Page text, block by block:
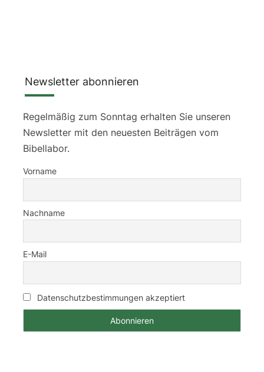
Newsletter abonnieren
Regelmäßig zum Sonntag erhalten Sie unseren
Newsletter mit den neuesten Beiträgen vom
Bibellabor.
Vorname
Nachname
E-Mail
Datenschutzbestimmungen akzeptiert